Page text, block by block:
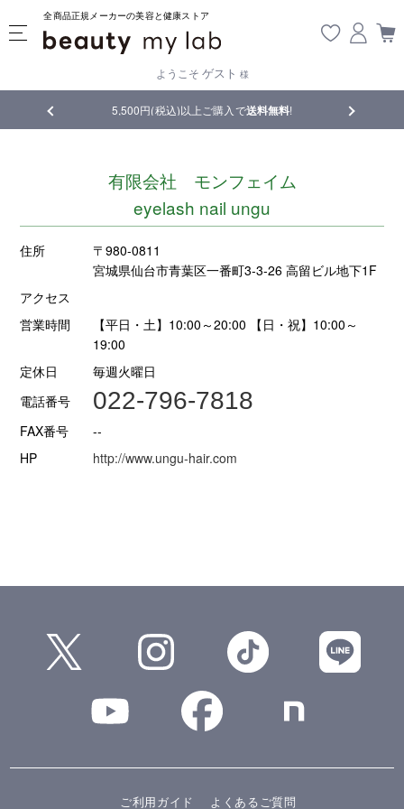
全商品正規メーカーの美容と健康ストア
ようこそ ゲスト 様
5,500円(税込)以上ご購入で送料無料! 【重要】
有限会社 モンフェイム
eyelash nail ungu
住所
〒980-0811
宮城県仙台市青葉区一番町3-3-26 高留ビル地下1F
アクセス
営業時間
【平日・土】10:00～20:00 【日・祝】10:00～
19:00
定休日
毎週火曜日
電話番号
022-796-7818
FAX番号
--
HP
http://www.ungu-hair.com
ご利用ガイド よくあるご質問